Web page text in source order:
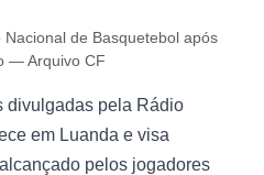
de Basquetebol após
— Arquivo CF
divulgadas pela Rádio
em Luanda e visa
pelos jogadores